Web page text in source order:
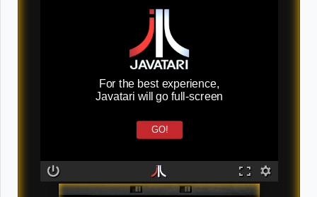
For the best experience,
Javatari will go full-screen
GO!